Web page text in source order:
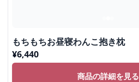
もちもちお昼寝わんこ抱き枕
¥6,440
商品の詳細を見る